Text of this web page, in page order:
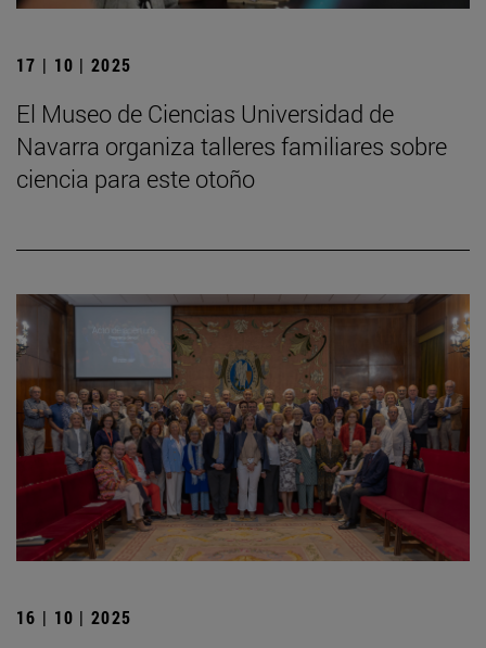
17 | 10 | 2025
El Museo de Ciencias Universidad de
Navarra organiza talleres familiares sobre
ciencia para este otoño
16 | 10 | 2025